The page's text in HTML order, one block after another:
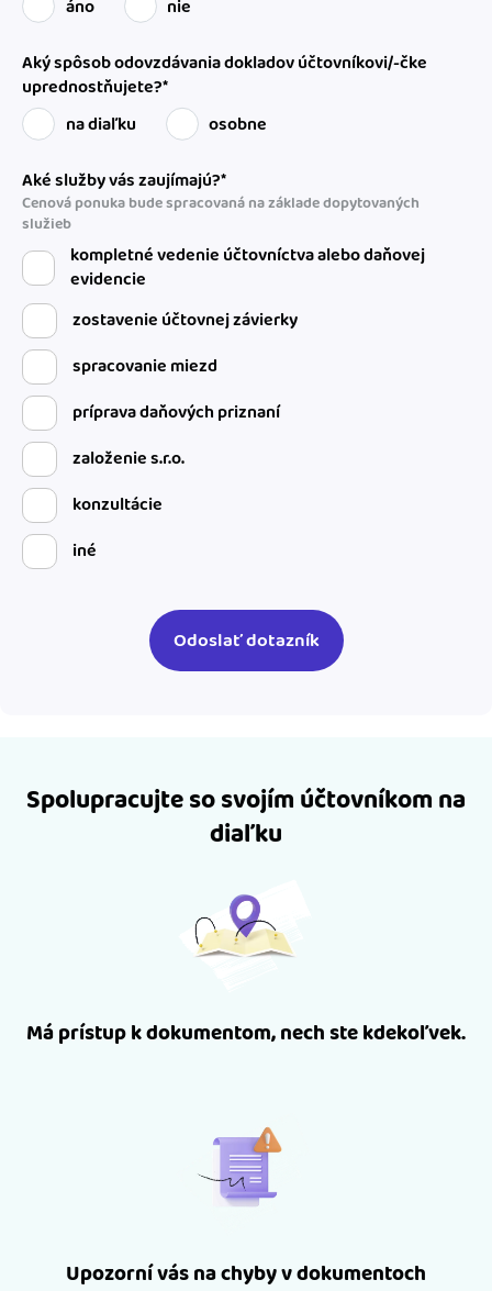
áno nie
Aký spôsob odovzdávania dokladov účtovníkovi/-čke
uprednostňujete?*
na diaľku
osobne
Aké služby vás zaujímajú?*
Cenová ponuka bude spracovaná na základe dopytovaných
služieb
kompletné vedenie účtovníctva alebo daňovej
evidencie
zostavenie účtovnej závierky
spracovanie miezd
príprava daňových priznaní
založenie s.r.o.
konzultácie
iné
Spolupracujte so svojím účtovníkom na
diaľku
Má prístup k dokumentom, nech ste kdekoľvek.
Upozorní vás na chyby v dokumentoch